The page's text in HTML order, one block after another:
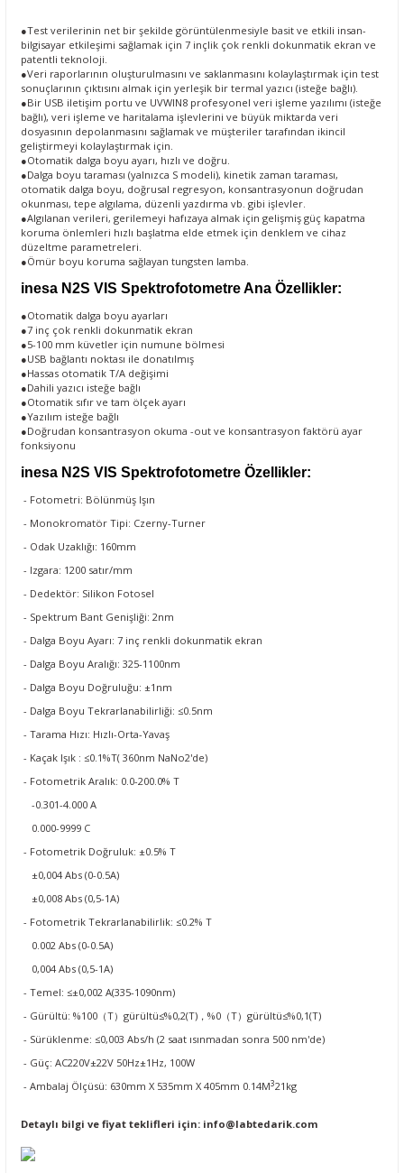
●Test verilerinin net bir şekilde görüntülenmesiyle basit ve etkili insan-
bilgisayar etkileşimi sağlamak için 7 inçlik çok renkli dokunmatik ekran ve
patentli teknoloji.
●Veri raporlarının oluşturulmasını ve saklanmasını kolaylaştırmak için test
sonuçlarının çıktısını almak için yerleşik bir termal yazıcı (isteğe bağlı).
●Bir USB iletişim portu ve UVWIN8 profesyonel veri işleme yazılımı (isteğe
bağlı), veri işleme ve haritalama işlevlerini ve büyük miktarda veri
dosyasının depolanmasını sağlamak ve müşteriler tarafından ikincil
geliştirmeyi kolaylaştırmak için.
●Otomatik dalga boyu ayarı, hızlı ve doğru.
●Dalga boyu taraması (yalnızca S modeli), kinetik zaman taraması,
otomatik dalga boyu, doğrusal regresyon, konsantrasyonun doğrudan
okunması, tepe algılama, düzenli yazdırma vb. gibi işlevler.
●Algılanan verileri, gerilemeyi hafızaya almak için gelişmiş güç kapatma
koruma önlemleri hızlı başlatma elde etmek için denklem ve cihaz
düzeltme parametreleri.
●Ömür boyu koruma sağlayan tungsten lamba.
inesa N2S VIS SpektrofotometreAna Özellikler:
●Otomatik dalga boyu ayarları
●7 inç çok renkli dokunmatik ekran
●5-100 mm küvetler için numune bölmesi
●USB bağlantı noktası ile donatılmış
●Hassas otomatik T/A değişimi
●Dahili yazıcı isteğe bağlı
●Otomatik sıfır ve tam ölçek ayarı
●Yazılım isteğe bağlı
●Doğrudan konsantrasyon okuma -out ve konsantrasyon faktörü ayar
fonksiyonu
inesa N2S VIS Spektrofotometre Özellikler:
- Fotometri: Bölünmüş Işın
- Monokromatör Tipi: Czerny-Turner
- Odak Uzaklığı: 160mm
- Izgara: 1200 satır/mm
- Dedektör: Silikon Fotosel
- Spektrum Bant Genişliği: 2nm
- Dalga Boyu Ayarı: 7 inç renkli dokunmatik ekran
- Dalga Boyu Aralığı: 325-1100nm
- Dalga Boyu Doğruluğu: ±1nm
- Dalga Boyu Tekrarlanabilirliği: ≤0.5nm
- Tarama Hızı: Hızlı-Orta-Yavaş
- Kaçak Işık : ≤0.1%T( 360nm NaNo2'de)
- Fotometrik Aralık: 0.0-200.0% T
-0.301-4.000 A
0.000-9999 C
- Fotometrik Doğruluk: ±0.5% T
±0,004 Abs (0-0.5A)
±0,008 Abs (0,5-1A)
- Fotometrik Tekrarlanabilirlik: ≤0.2% T
0.002 Abs (0-0.5A)
0,004 Abs (0,5-1A)
- Temel: ≤±0,002 A(335-1090nm)
- Gürültü: %100（T）gürültü≤%0,2(T)，%0（T）gürültü≤%0,1(T)
- Sürüklenme: ≤0,003 Abs/h (2 saat ısınmadan sonra 500 nm'de)
- Güç: AC220V±22V 50Hz±1Hz, 100W
- Ambalaj Ölçüsü: 630mm X 535mm X 405mm 0.14M321kg
Detaylı bilgi ve fiyat teklifleri için: info@labtedarik.com